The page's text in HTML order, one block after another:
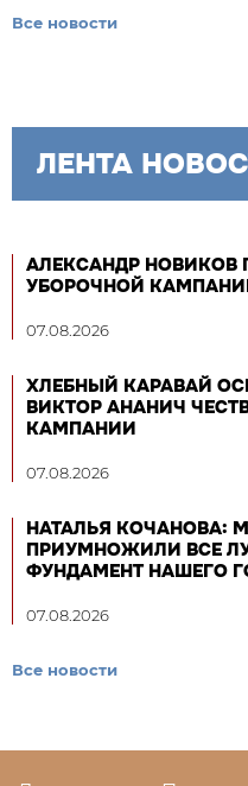
Все новости
ЛЕНТА
АЛЕКСАНДР НОВИКОВ
УБОРОЧНОЙ
07.08.2026
ХЛЕБНЫЙ КАРАВАЙ
ВИКТОР АНАНИЧ
КАМПАНИИ
07.08.2026
НАТАЛЬЯ КОЧАНОВА:
ПРИУМНОЖИЛИ ВСЕ
ФУНДАМЕНТ НАШЕГО
07.08.2026
Все новости